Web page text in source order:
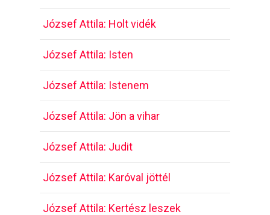
József Attila: Holt vidék
József Attila: Isten
József Attila: Istenem
József Attila: Jön a vihar
József Attila: Judit
József Attila: Karóval jöttél
József Attila: Kertész leszek